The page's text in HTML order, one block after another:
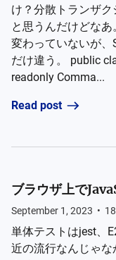
け？分散トランザ
と思うんだけどな
変わっていないが、
だけ違う。 public
readonly Comma...
Read post
ブラウザ上で
September 1, 2023 •
単体テストはjest、
近の流行なんじゃ